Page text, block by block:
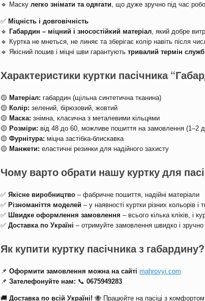
🔹 Маскулегко знімати та одягати, що дуже зручно під час
✅ Міцність і довговічність
🔹 Габардин – міцний і зносостійкий матеріал, який добре
🔹 Куртка не мнеться, не линяє та зберігає колір навіть після
🔹 Якісний пошив і міцні шви гарантуютьтривалий термін
Характеристики куртки пасічника
🟡 Матеріал: габардин (щільна синтетична тканина)
🟡 Колір: зелений, бірюзовий, жовтий
🟡 Маска: знімна, класична з металевими кільцями
🟡 Розміри: від 48 до 60, можливе пошиття на замовлення (1–2
🟡Фурнітура: міцна застібка-блискавка
🟡 Манжети: еластичні резинки для надійного захисту
Чому варто обрати нашу куртку для
✅Якісне виробництво – фабричне пошиття, надійні матеріали
✅ Різноманіття моделей – у наявності куртки різних кольорів і
✅ Швидке оформлення замовлення – всього кілька кліків, і
✅Доставка по Україні – отримуйте замовлення швидко і зручно
Як купити куртку пасічника з габардину?
📌Оформити замовлення можна на сайті mahrovyi.com
📌Зателефонуйте нам: 📞0675949283
🚚Доставка по всій Україні! 🐝 Працюйте на пасіці з комфортом